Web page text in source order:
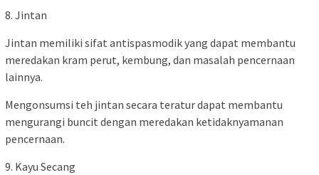
8. Jintan
Jintan memiliki sifat antispasmodik yang dapat membantu
meredakan kram perut, kembung, dan masalah pencernaan
lainnya.
Mengonsumsi teh jintan secara teratur dapat membantu
mengurangi buncit dengan meredakan ketidaknyamanan
pencernaan.
9. Kayu Secang